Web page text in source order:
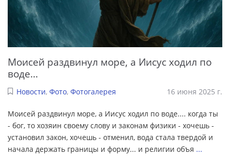
Моисей раздвинул море, а Иисус ходил по
воде...
Новости, Фото, Фотогалерея 16 июня 2025 г.
Моисей раздвинул море, а Иисус ходил по воде.... когда ты
- бог, то хозяин своему слову и законам физики - хочешь -
установил закон, хочешь - отменил, вода стала твердой и
начала держать границы и форму... и религии объя ...